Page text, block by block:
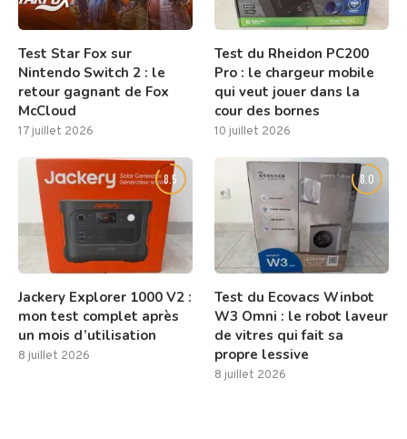
Test Star Fox sur
Nintendo Switch 2 : le
retour gagnant de Fox
McCloud
17 juillet 2026
Test du Rheidon PC200
Pro : le chargeur mobile
qui veut jouer dans la
cour des bornes
10 juillet 2026
8.5
Jackery Explorer 1000 V2 :
mon test complet après
un mois d’utilisation
8 juillet 2026
8.0
Test du Ecovacs Winbot
W3 Omni : le robot laveur
de vitres qui fait sa
propre lessive
8 juillet 2026